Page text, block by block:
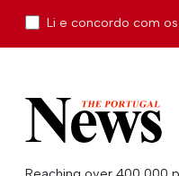
Li e concordo com os